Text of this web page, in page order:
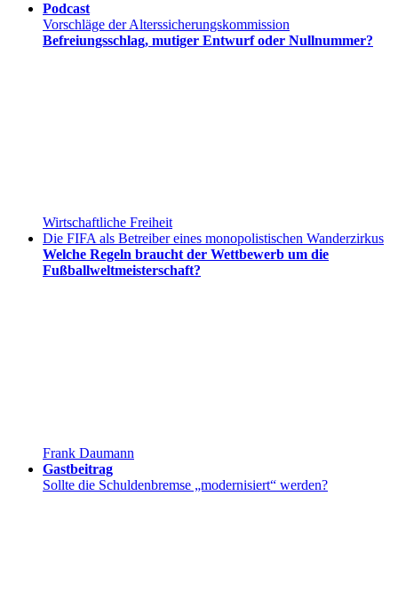
Podcast
Vorschläge der Alterssicherungskommission
Befreiungsschlag, mutiger Entwurf oder Nullnummer?
Wirtschaftliche Freiheit
Die FIFA als Betreiber eines monopolistischen Wanderzirkus
Welche Regeln braucht der Wettbewerb um die
Fußballweltmeisterschaft?
Frank Daumann
Gastbeitrag
Sollte die Schuldenbremse „modernisiert“ werden?